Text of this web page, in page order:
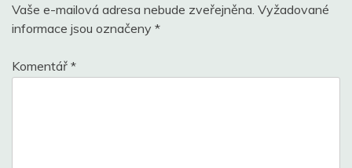
Vaše e-mailová adresa nebude zveřejněna. Vyžadované
informace jsou označeny *
Komentář *